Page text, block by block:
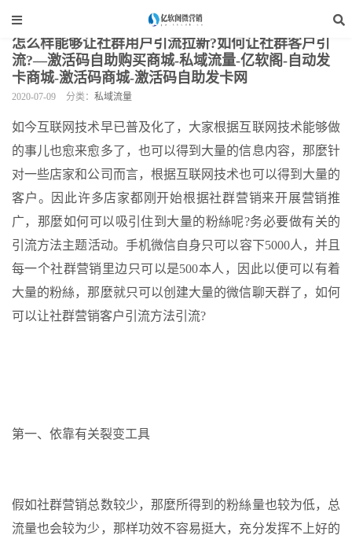
当前位置： 自媒体运营 > 私域流量
怎么样能够让社群用户引流拉新?如何让社群客户引
流?—激活码自助购买商城-私域流量-亿软阁-自动发
卡商城-激活码商城-激活码自助发卡网
2020-07-09 分类： 私域流量
如今互联网技术早已普及化了，大家根据互联网技术能够做
的事儿也愈来愈多了，也可以得到大量的信息内容，那麼针
对一些店家和公司而言，根据互联网技术也可以得到大量的
客户。因此许多店家都刚开始根据社群营销来开展营销推
广，那麼如何可以吸引住到大量的粉絲呢?务必要做有关的
引流方法主题活动。手机微信自身只可以容下5000人，并且
每一个社群营销里边只可以是500本人，因此以便可以有着
大量的粉絲，那麼就只可以创建大量的微信聊天群了，如何
可以让社群营销客户引流方法引流?
第一、依靠有关裂变工具
假如社群营销总数较少，那麼所得到的粉絲量也较为低，总
流量也会较为少，那样功效不容易挺大，充分发挥不上好的